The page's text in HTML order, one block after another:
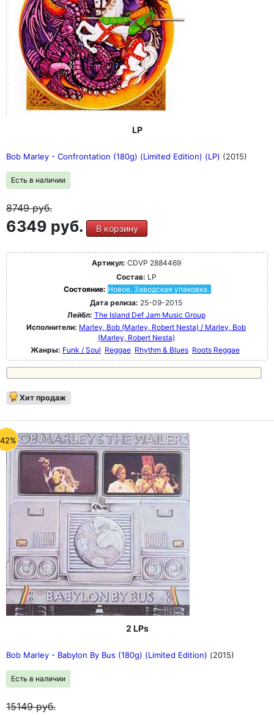
LP
Bob Marley - Confrontation (180g) (Limited Edition) (LP) (2015)
Есть в наличии
8749руб.
6349 руб. В корзину
Артикул: CDVP 2884469
Состав: LP
Состояние: Новое. Заводская упаковка.
Дата релиза: 25-09-2015
Лейбл: The Island Def Jam Music Group
Исполнители: Marley, Bob (Marley, Robert Nesta) / Marley, Bob
(Marley, Robert Nesta)
Жанры: Funk / Soul Reggae Rhythm & Blues Roots Reggae
Хит продаж
2 LPs
Bob Marley - Babylon By Bus (180g) (Limited Edition) (2015)
Есть в наличии
15149руб.